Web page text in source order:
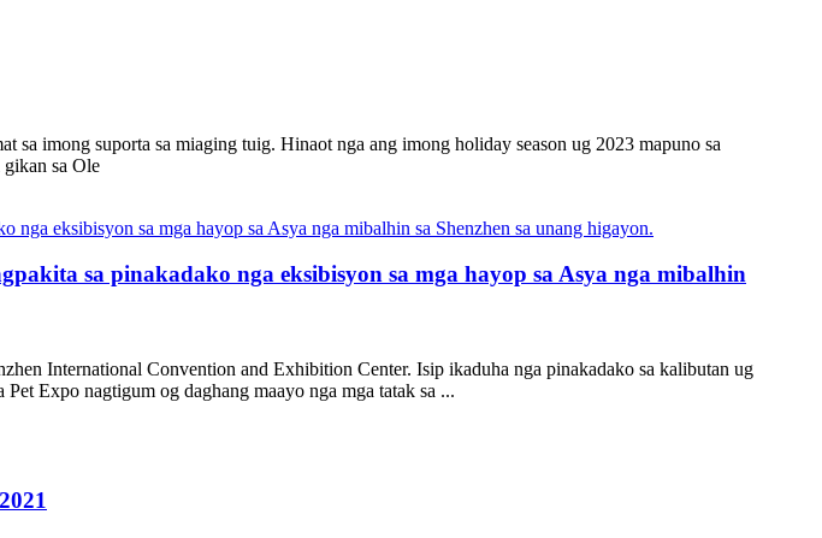
imong suporta sa miaging tuig. Hinaot nga ang imong holiday season ug 2023 mapuno sa
sa Ole
sa pinakadako nga eksibisyon sa mga hayop sa Asya nga mibalhin
International Convention and Exhibition Center. Isip ikaduha nga pinakadako sa kalibutan ug
Expo nagtigum og daghang maayo nga mga tatak sa ...